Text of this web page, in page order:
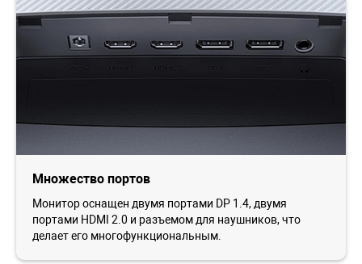
Множество портов
Монитор оснащен двумя портами DP 1.4, двумя
портами HDMI 2.0 и разъемом для наушников, что
делает его многофункциональным.